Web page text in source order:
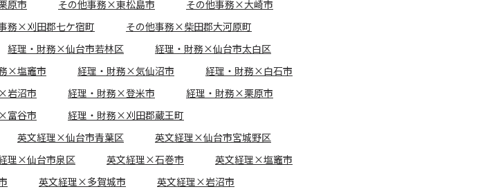
原市 その他事務×東松島市
その他事務×大崎市
務×刈田郡七ケ宿町
その他事務×柴田郡大河原町
経理・財務×仙台市若林区
経理・財務×仙台市太白区
×塩竈市 経理・財務×気仙沼市
経理・財務×白石市
岩沼市 経理・財務×登米市
経理・財務×栗原市
富谷市
経理・財務×刈田郡蔵王町
英文経理×仙台市青葉区
英文経理×仙台市宮城野区
理×仙台市泉区 英文経理×石巻市
英文経理×塩竈市
英文経理×多賀城市
英文経理×岩沼市